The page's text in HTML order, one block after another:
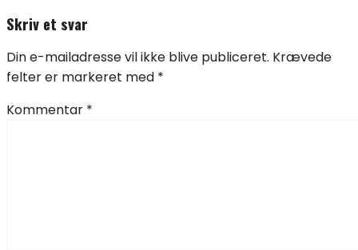
Skriv et svar
Din e-mailadresse vil ikke blive publiceret. Krævede
felter er markeret med *
Kommentar *